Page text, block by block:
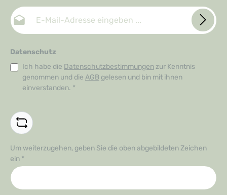
E-Mail-Adresse*
Datenschutz
Ich habe die Datenschutzbestimmungen zur Kenntnis
genommen und die AGB gelesen und bin mit ihnen
einverstanden. *
Um weiterzugehen, geben Sie die oben abgebildeten Zeichen
ein *